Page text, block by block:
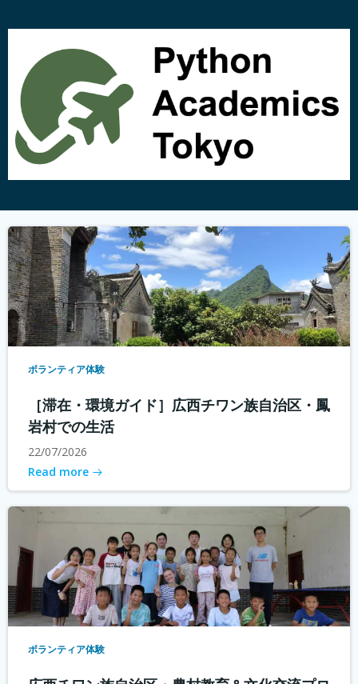
ン
ン
ツ
へ
キ
ッ
プ
ボランティア体験
［滞在・環境ガイド］広西チワン族自治区・鳳
岩村での生活
22/07/2026
Read more
ボランティア体験